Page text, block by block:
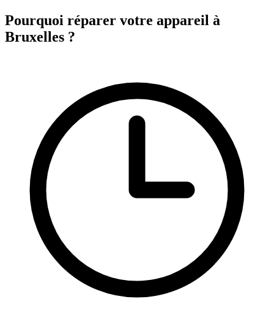
Pourquoi réparer votre appareil à
Bruxelles ?